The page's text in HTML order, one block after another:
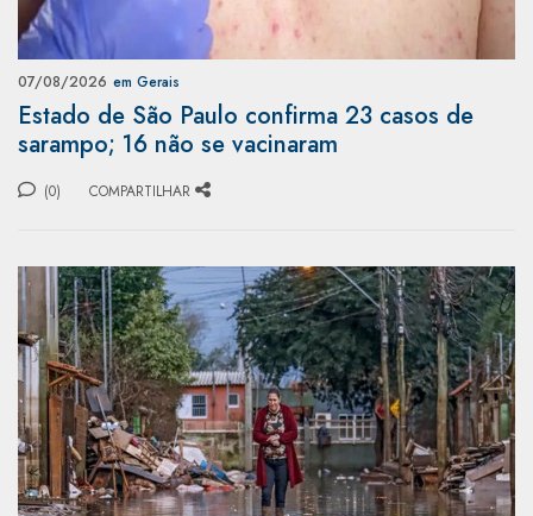
07/08/2026 em Gerais
Estado de São Paulo confirma 23 casos de
sarampo; 16 não se vacinaram
(0) COMPARTILHAR